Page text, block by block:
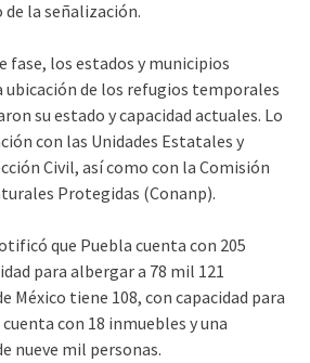
la señalización.
fase, los estados y municipios
ubicación de los refugios temporales
su estado y capacidad actuales. Lo
con las Unidades Estatales y
Civil, así como con la Comisión
Protegidas (Conanp).
que Puebla cuenta con 205
para albergar a 78 mil 121
México tiene 108, con capacidad para
con 18 inmuebles y una
nueve mil personas.